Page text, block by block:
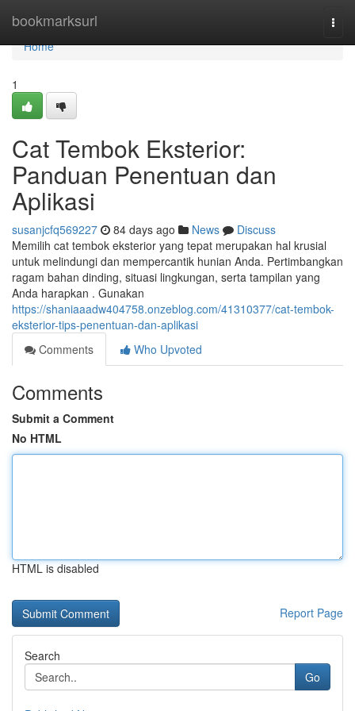
bookmarksurl
Home
Home
1
Cat Tembok Eksterior:
Panduan Penentuan dan
Aplikasi
susanjcfq569227 84 days ago News
Discuss
Memilih cat tembok eksterior yang tepat merupakan hal krusial
untuk melindungi dan mempercantik hunian Anda. Pertimbangkan
ragam bahan dinding, situasi lingkungan, serta tampilan yang
Anda harapkan . Gunakan
https://shaniaaadw404758.onzeblog.com/41310377/cat-tembok-
eksterior-tips-penentuan-dan-aplikasi
Comments
Who Upvoted
Comments
Submit a Comment
No HTML
HTML is disabled
Report Page
Search
Go